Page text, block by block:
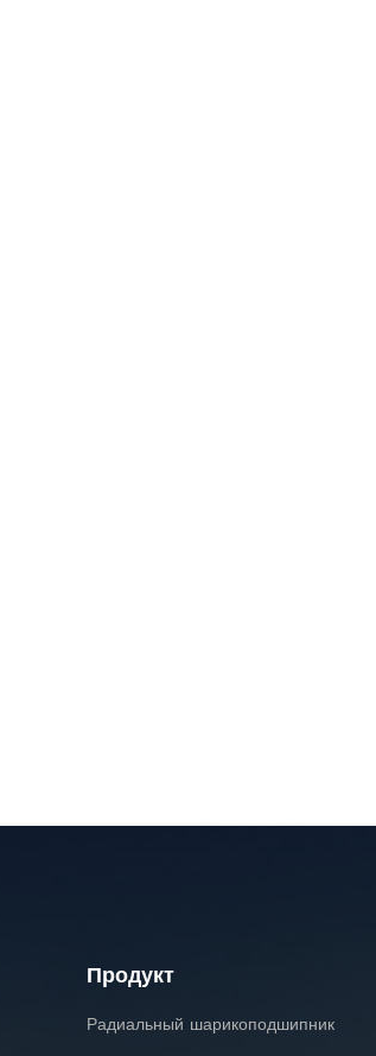
Продукт
Радиальный шарикоподшипник